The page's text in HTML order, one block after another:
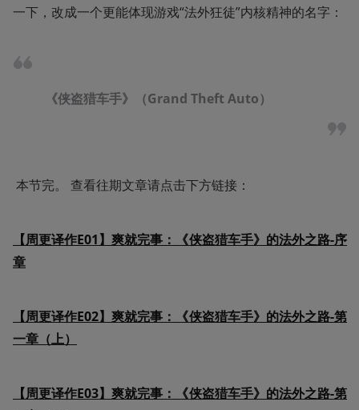
一下，改成一个更能体现游戏“法外狂徒”内核精神的名字：
《侠盗猎车手》（Grand Theft Auto）
本节完。 查看往期文章请点击下方链接：
【周更译作E01】爽就完事：《侠盗猎车手》的法外之路-序
章
【周更译作E02】爽就完事：《侠盗猎车手》的法外之路-第
一章（上）
【周更译作E03】爽就完事：《侠盗猎车手》的法外之路-第